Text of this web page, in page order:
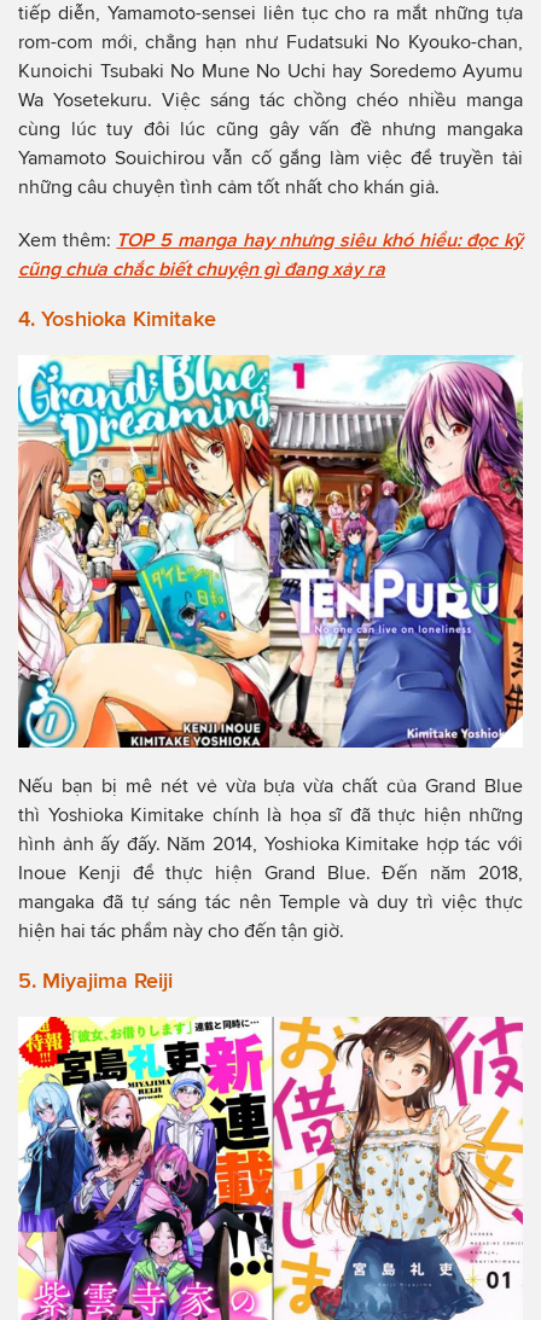
tiếp diễn, Yamamoto-sensei liên tục cho ra mắt những tựa
rom-com mới, chẳng hạn như Fudatsuki No Kyouko-chan,
Kunoichi Tsubaki No Mune No Uchi hay Soredemo Ayumu
Wa Yosetekuru. Việc sáng tác chồng chéo nhiều manga
cùng lúc tuy đôi lúc cũng gây vấn đề nhưng mangaka
Yamamoto Souichirou vẫn cố gắng làm việc để truyền tải
những câu chuyện tình cảm tốt nhất cho khán giả.
Xem thêm: TOP 5 manga hay nhưng siêu khó hiểu: đọc kỹ
cũng chưa chắc biết chuyện gì đang xảy ra
4. Yoshioka Kimitake
Nếu bạn bị mê nét vẻ vừa bựa vừa chất của Grand Blue
thì Yoshioka Kimitake chính là họa sĩ đã thực hiện những
hình ảnh ấy đấy. Năm 2014, Yoshioka Kimitake hợp tác với
Inoue Kenji để thực hiện Grand Blue. Đến năm 2018,
mangaka đã tự sáng tác nên Temple và duy trì việc thực
hiện hai tác phẩm này cho đến tận giờ.
5. Miyajima Reiji